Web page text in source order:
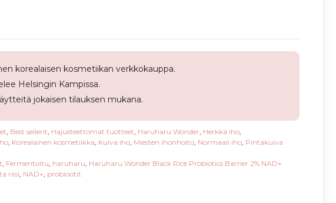
korealaisen kosmetiikan verkkokauppa.
Helsingin Kampissa.
jokaisen tilauksen mukana.
, Best sellerit, Hajusteettomat tuotteet, Haruharu Wonder, Herkkä iho,
, Korealainen kosmetiikka, Kuiva iho, Miesten ihonhoito, Normaali iho, Pintakuiva
, Fermentoitu, haruharu, Haruharu Wonder Black Rice Probiotics Barrier 2% NAD+
riisi, NAD+, probiootit